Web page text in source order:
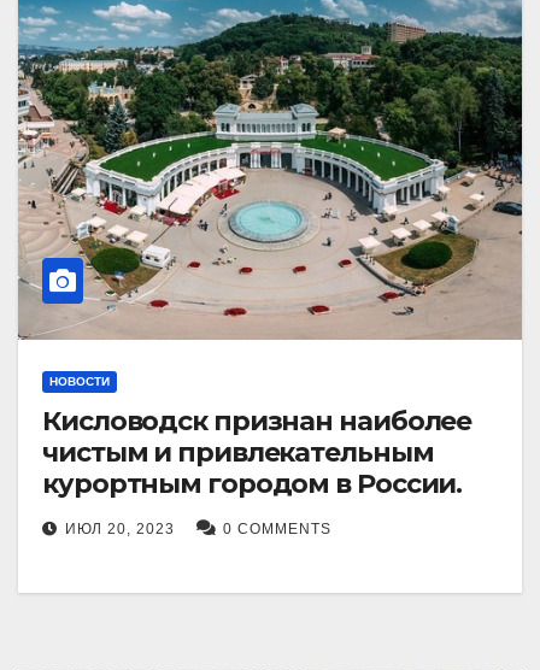
НОВОСТИ
Кисловодск признан наиболее
чистым и привлекательным
курортным городом в России.
ИЮЛ 20, 2023 0 COMMENTS